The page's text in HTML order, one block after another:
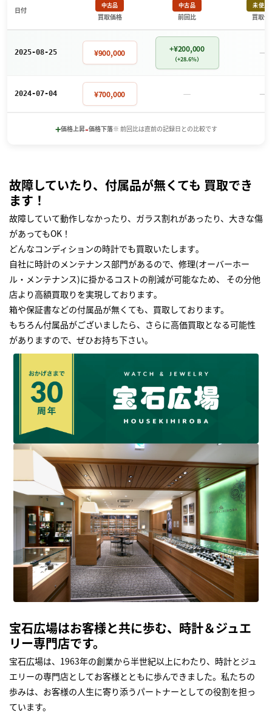
日付
中古品
買取価格
中古品
前回比
未使用
買取価
2025-08-25 ¥900,000 +¥200,000
（+28.6%） －
2024-07-04 ¥700,000 － －
+価格上昇-価格下落※ 前回比は直前の記録日との比較です
故障していたり、付属品が無くても 買取でき
ます！
故障していて動作しなかったり、ガラス割れがあったり、大きな傷
があってもOK！
どんなコンディションの時計でも買取いたします｡
自社に時計のメンテナンス部門があるので、修理(オーバーホー
ル・メンテナンス)に掛かるコストの削減が可能なため、 その分他
店より高額買取りを実現しております｡
箱や保証書などの付属品が無くても、買取しております。
もちろん付属品がございましたら、さらに高価買取となる可能性
がありますので、ぜひお持ち下さい｡
宝石広場はお客様と共に歩む、時計＆ジュエ
リー専門店です。
宝石広場は、1963年の創業から半世紀以上にわたり、時計とジュ
エリーの専門店としてお客様とともに歩んできました。私たちの
歩みは、お客様の人生に寄り添うパートナーとしての役割を担っ
ています。